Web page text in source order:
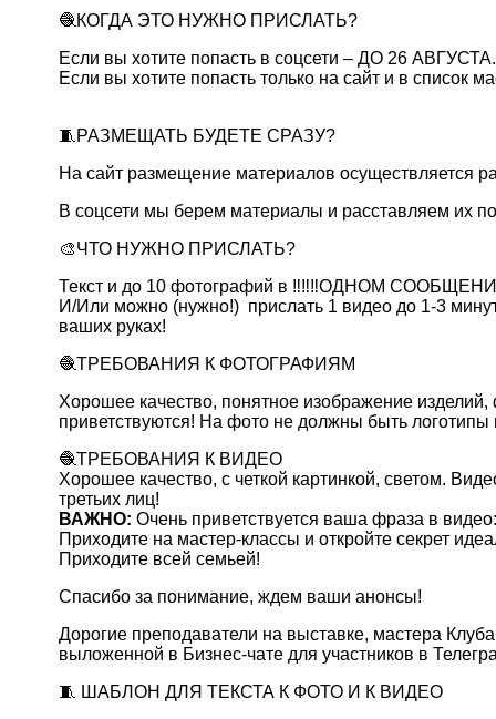
🧶КОГДА ЭТО НУЖНО ПРИСЛАТЬ?
Если вы хотите попасть в соцсети – ДО 26 АВГУСТА.
Если вы хотите попасть только на сайт и в
🧵РАЗМЕЩАТЬ БУДЕТЕ СРАЗУ?
На сайт размещение материалов осуществляется
В соцсети мы берем материалы и расставляем их
🎨ЧТО НУЖНО ПРИСЛАТЬ?
Текст и до 10 фотографий в ‼️‼️‼️ОДНОМ
И/Или можно (нужно!) прислать 1 видео до 1-3
ваших руках!
🧶ТРЕБОВАНИЯ К ФОТОГРАФИЯМ
Хорошее качество, понятное изображение
приветствуются! На фото не должны быть логотипы
🧶ТРЕБОВАНИЯ К ВИДЕО
Хорошее качество, с четкой картинкой, светом.
третьих лиц!
ВАЖНО: Очень приветствуется ваша фраза в видео:
Приходите на мастер-классы и откройте секрет
Приходите всей семьей!
Спасибо за понимание, ждем ваши анонсы!
Дорогие преподаватели на выставке, мастера
выложенной в Бизнес-чате для участников в
🧵 ШАБЛОН ДЛЯ ТЕКСТА К ФОТО И К ВИДЕО